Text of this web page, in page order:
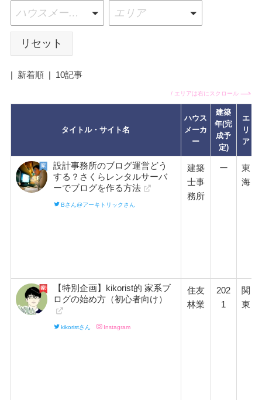
ハウスメーカー エリア
リセット
| 新着順 | 10記事
/ エリアは右にスクロール
タイトル・サイト名
ハウス
メーカ
ー
建築
年(完
成予
定)
エ
リ
ア
設計事務所のブログ運営どう
する？さくらレンタルサーバ
ーでブログを作る方法
Bさん@アーキトリックさん
建築
士事
務所
ー
東
海
【特別企画】kikorist的 家系ブ
ログの始め方（初心者向け）
kikoristさん Instagram
住友
林業
202
1
関
東